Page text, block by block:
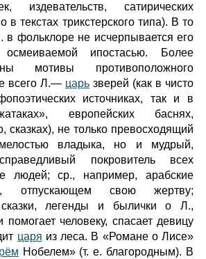
издевательств, сатирических
в текстах трикстерского типа). В то
фольклоре не исчерпывается его
ипостасью. Более
мотивы противоположного
всего Л.— царь зверей (как в чисто
источниках, так и в
европейских баснях,
сказках), не только превосходящий
владыка, но и мудрый,
покровитель всех
людей; ср., например, арабские
свою жертву;
сказки, легенды и былички о Л.,
помогает человеку, спасает девицу
царя из леса. В «Романе о Лисе»
Нобелем» (т. е. благородным). В